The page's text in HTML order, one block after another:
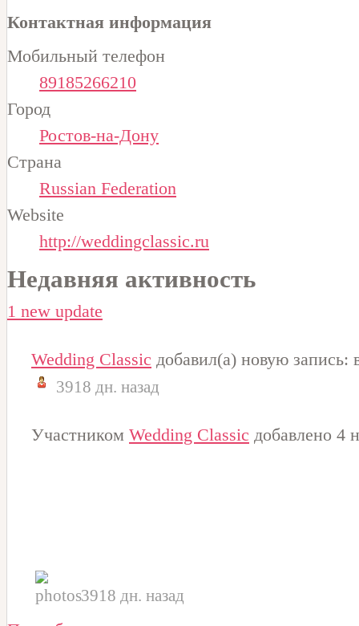
Контактная информация
Мобильный телефон
89185266210
Город
Ростов-на-Дону
Страна
Russian Federation
Website
http://weddingclassic.ru
Недавняя активность
1 new update
Wedding Classic добавил(а) новую запись:
3918 дн. назад
Участником Wedding Classic добавлено 4
3918 дн. назад